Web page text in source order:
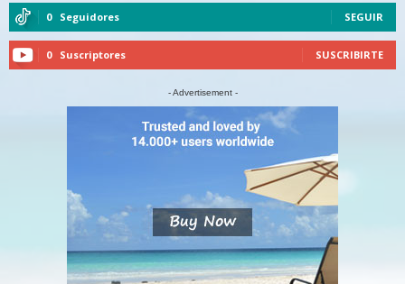
0 Seguidores SEGUIR
0 Suscriptores SUSCRIBIRTE
- Advertisement -